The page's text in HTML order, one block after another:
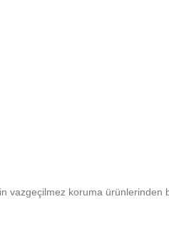
vazgeçilmez koruma